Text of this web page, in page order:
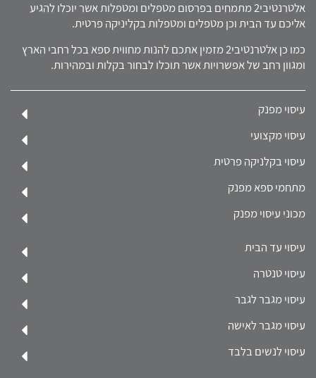
אלטרנטיבי2 מתמחים בפרסום מטפלים ומטפלות אשר יוכלו להגיע
אליכם עד הבית וכן מטפלים ומטפלות בקליניקה פרטית.
כמו כן אלטרנטיבי2 מזמין אתכם להנות מחווית ספא בכל רחבי הארץ
ומגוון רחב של אפשרויות אשר תוכלו לבחור בקלות ובמהירות.
עיסוי מפנק
עיסוי מקצועי
עיסוי בקלניקה פרטית
מתחמי ספא מפנק
מכוני עיסוי מפנק
עיסוי עד הבית
עיסוי טנטרה
עיסוי מגבר לגבר
עיסוי מגבר לאישה
עיסוי לנשים בלבד